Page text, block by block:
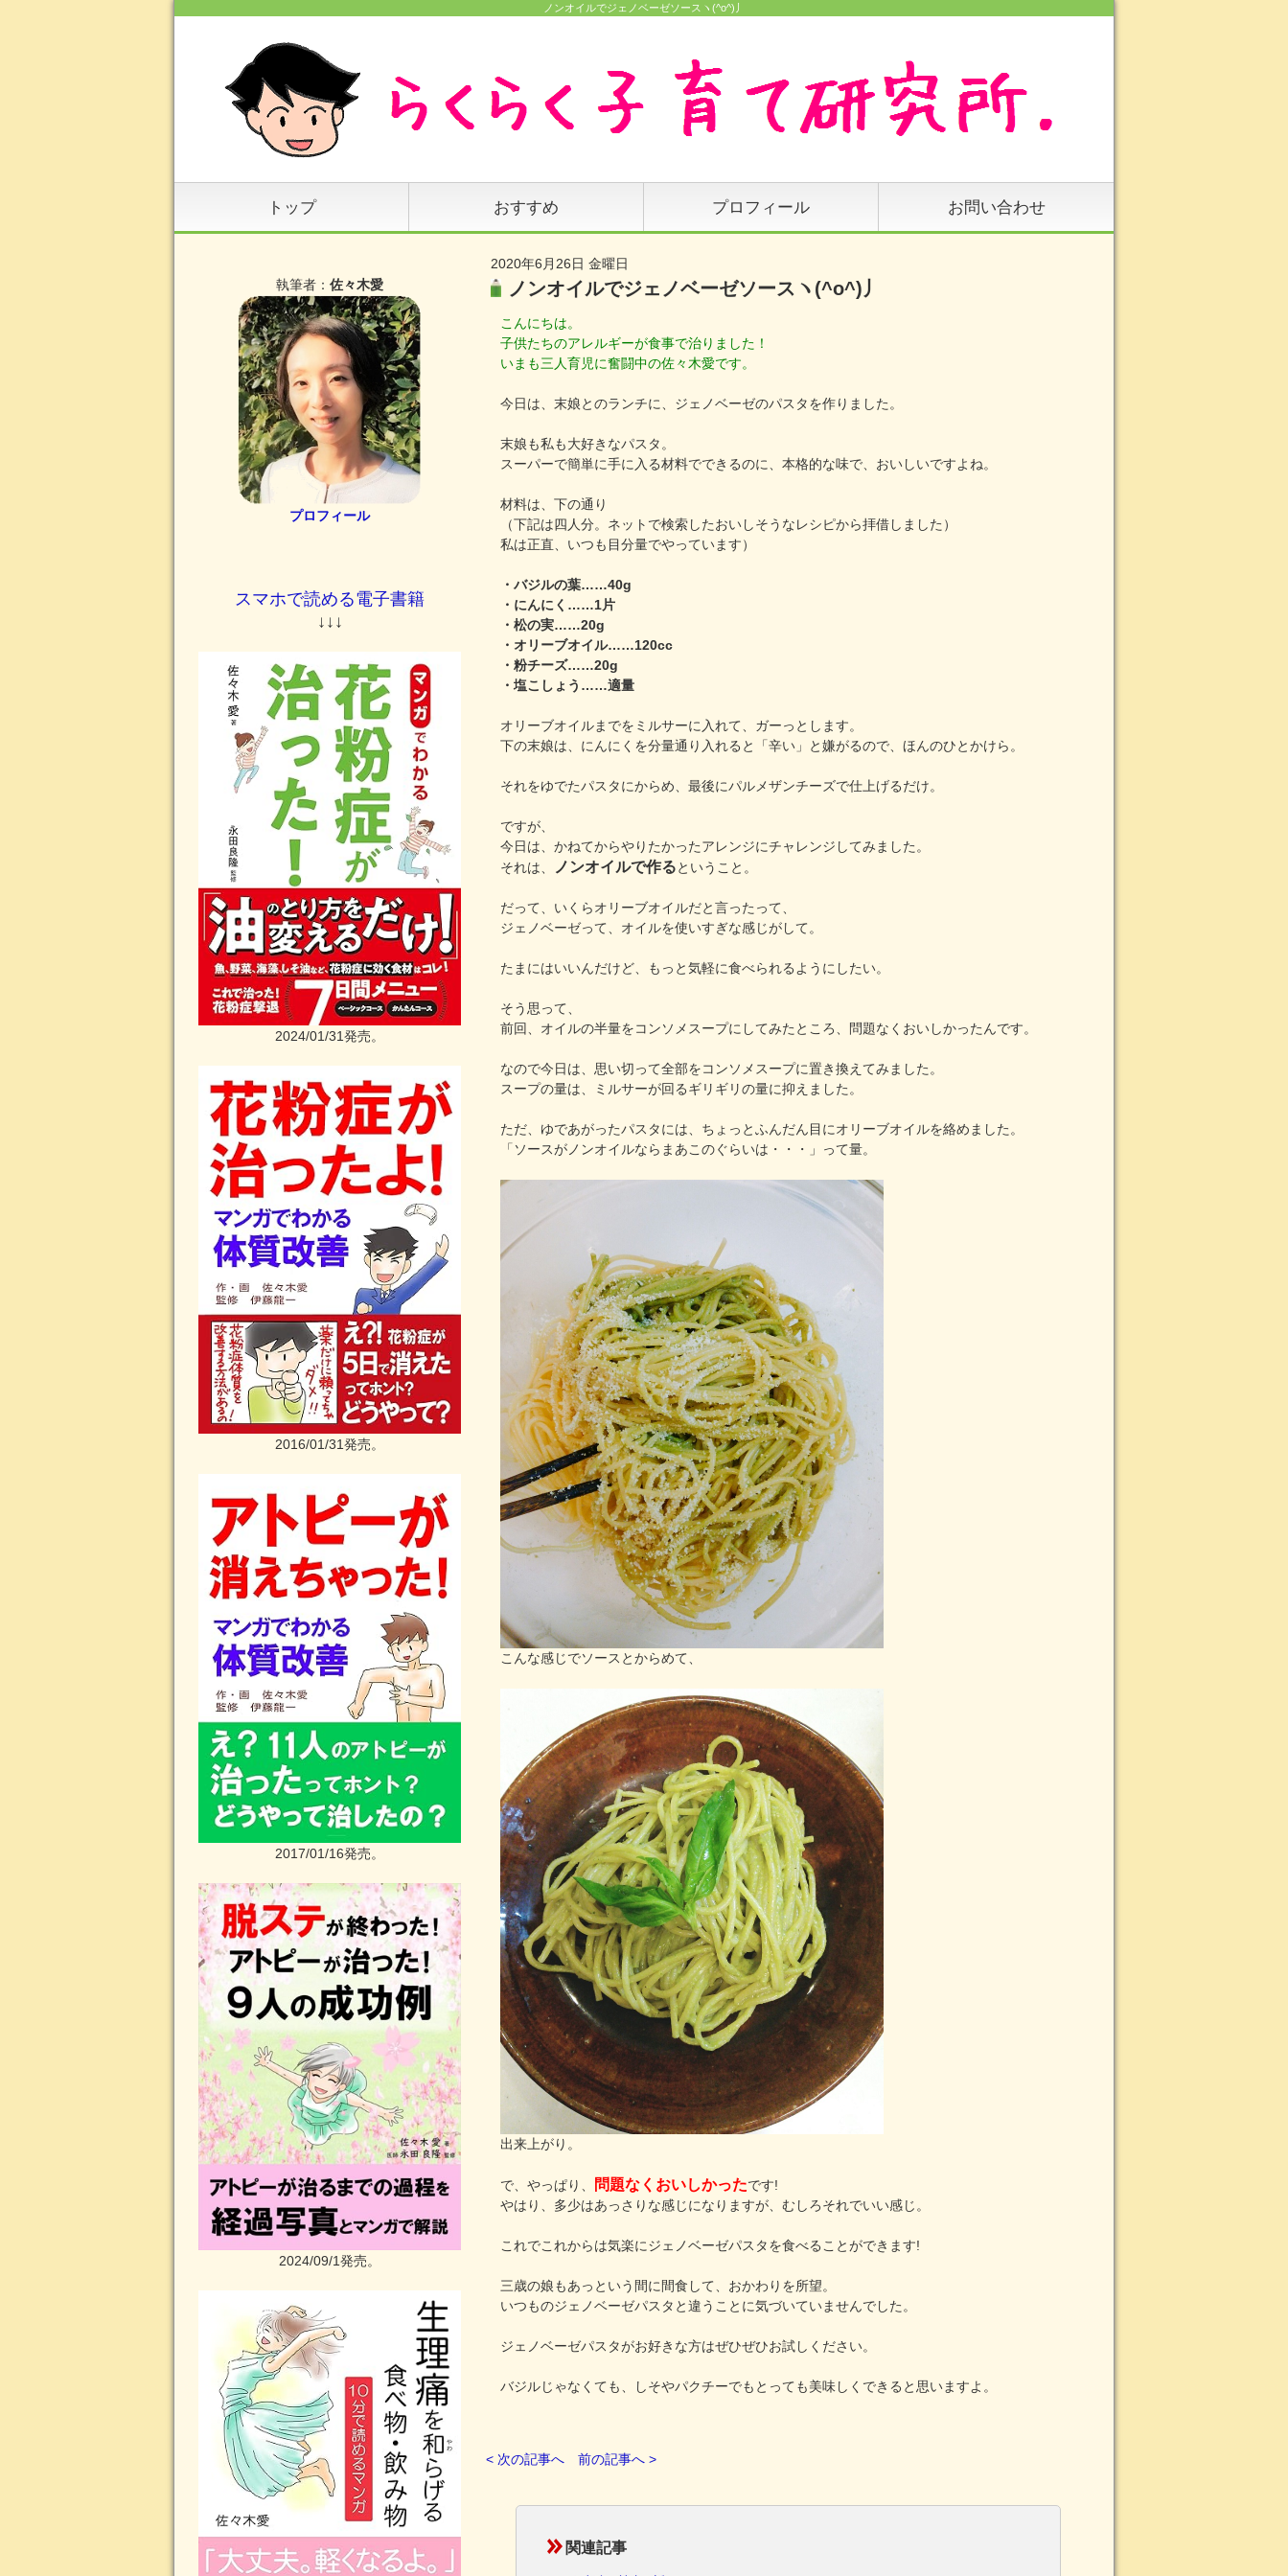
ノンオイルでジェノベーゼソースヽ(^o^)丿
トップ おすすめ プロフィール お問い合わせ
2020年6月26日 金曜日
ノンオイルでジェノベーゼソースヽ(^o^)丿
こんにちは。
子供たちのアレルギーが食事で治りました！
いまも三人育児に奮闘中の佐々木愛です。
今日は、末娘とのランチに、ジェノベーゼのパスタを作りました。
末娘も私も大好きなパスタ。
スーパーで簡単に手に入る材料でできるのに、本格的な味で、おいしいですよね。
材料は、下の通り
（下記は四人分。ネットで検索したおいしそうなレシピから拝借しました）
私は正直、いつも目分量でやっています）
・バジルの葉……40g
・にんにく……1片
・松の実……20g
・オリーブオイル……120cc
・粉チーズ……20g
・塩こしょう……適量
オリーブオイルまでをミルサーに入れて、ガーっとします。
下の末娘は、にんにくを分量通り入れると「辛い」と嫌がるので、ほんのひとかけら。
それをゆでたパスタにからめ、最後にパルメザンチーズで仕上げるだけ。
ですが、
今日は、かねてからやりたかったアレンジにチャレンジしてみました。
それは、
ノンオイルで作るということ。
だって、いくらオリーブオイルだと言ったって、
ジェノベーゼって、オイルを使いすぎな感じがして。
たまにはいいんだけど、もっと気軽に食べられるようにしたい。
そう思って、
前回、オイルの半量をコンソメスープにしてみたところ、問題なくおいしかったんです。
なので今日は、思い切って全部をコンソメスープに置き換えてみました。
スープの量は、ミルサーが回るギリギリの量に抑えました。
ただ、ゆであがったパスタには、ちょっとふんだん目にオリーブオイルを絡めました。
「ソースがノンオイルならまあこのぐらいは・・・」って量。
こんな感じでソースとからめて、
出来上がり。
で、やっぱり、 問題なくおいしかったです!
やはり、多少はあっさりな感じになりますが、むしろそれでいい感じ。
これでこれからは気楽にジェノベーゼパスタを食べることができます!
三歳の娘もあっという間に間食して、おかわりを所望。
いつものジェノベーゼパスタと違うことに気づいていませんでした。
ジェノベーゼパスタがお好きな方はぜひぜひお試しください。
バジルじゃなくても、しそやパクチーでもとっても美味しくできると思いますよ。
< 次の記事へ 前の記事へ >
関連記事
執筆者： 佐々木愛
プロフィール
スマホで読める電子書籍
↓↓↓
2024/01/31発売。
2016/01/31発売。
2017/01/16発売。
2024/09/1発売。